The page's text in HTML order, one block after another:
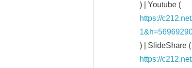
) | Youtube (
https://
) | SlideShare (
https://